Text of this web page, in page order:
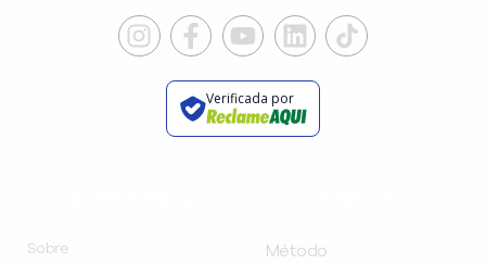
Verificada por
Sobre
Método